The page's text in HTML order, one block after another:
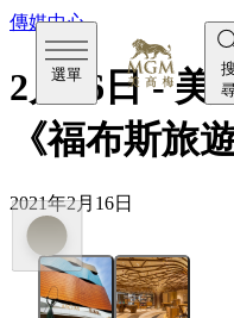
選單
搜
傳媒中心
2月16日 - 美
《福布斯旅
2021年2月16日